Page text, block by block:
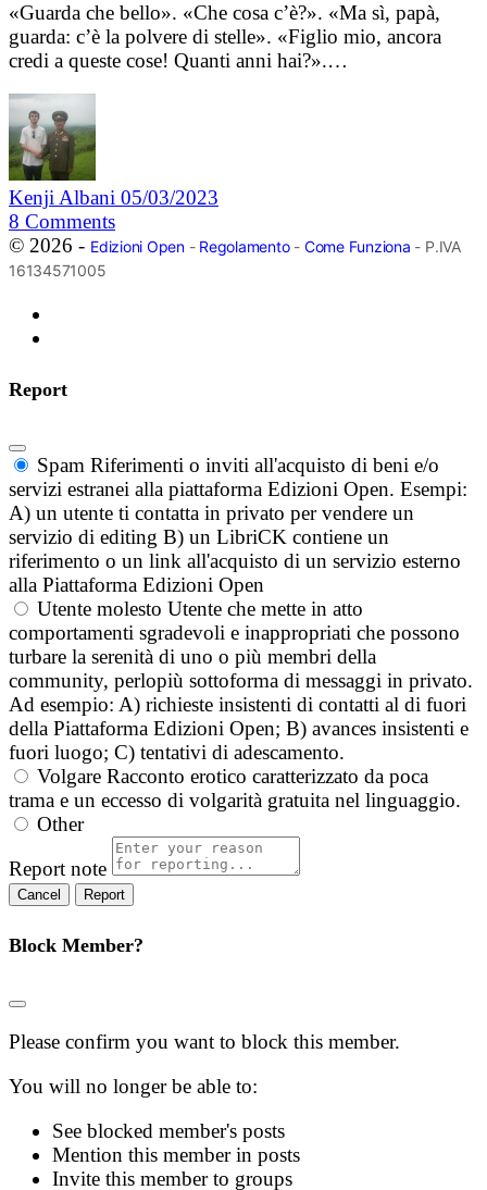
«Guarda che bello». «Che cosa c’è?». «Ma sì, papà,
guarda: c’è la polvere di stelle». «Figlio mio, ancora
credi a queste cose! Quanti anni hai?».…
Kenji Albani 05/03/2023
8 Comments
© 2026 - Edizioni Open- Regolamento- Come Funziona - P.IVA
16134571005
Report
Spam Riferimenti o inviti all'acquisto di beni e/o
servizi estranei alla piattaforma Edizioni Open. Esempi:
A) un utente ti contatta in privato per vendere un
servizio di editing B) un LibriCK contiene un
riferimento o un link all'acquisto di un servizio esterno
alla Piattaforma Edizioni Open
Utente molesto Utente che mette in atto
comportamenti sgradevoli e inappropriati che possono
turbare la serenità di uno o più membri della
community, perlopiù sottoforma di messaggi in privato.
Ad esempio: A) richieste insistenti di contatti al di fuori
della Piattaforma Edizioni Open; B) avances insistenti e
fuori luogo; C) tentativi di adescamento.
Volgare Racconto erotico caratterizzato da poca
trama e un eccesso di volgarità gratuita nel linguaggio.
Other
Report note
Report
Block Member?
Please confirm you want to block this member.
You will no longer be able to:
See blocked member's posts
Mention this member in posts
Invite this member to groups